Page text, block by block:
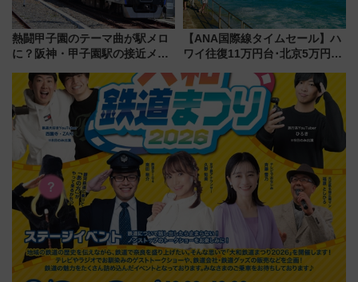
熱闘甲子園のテーマ曲が駅メロ
に？阪神・甲子園駅の接近メロ
谷実アレンジの特別仕様へ、8月
5日始発から
【ANA国際線タイムセール】ハ
ワイ往復11万円台･北京5万円台
来春のGW旅行まで狙える激ア
ツ路線まとめ（8/10まで）